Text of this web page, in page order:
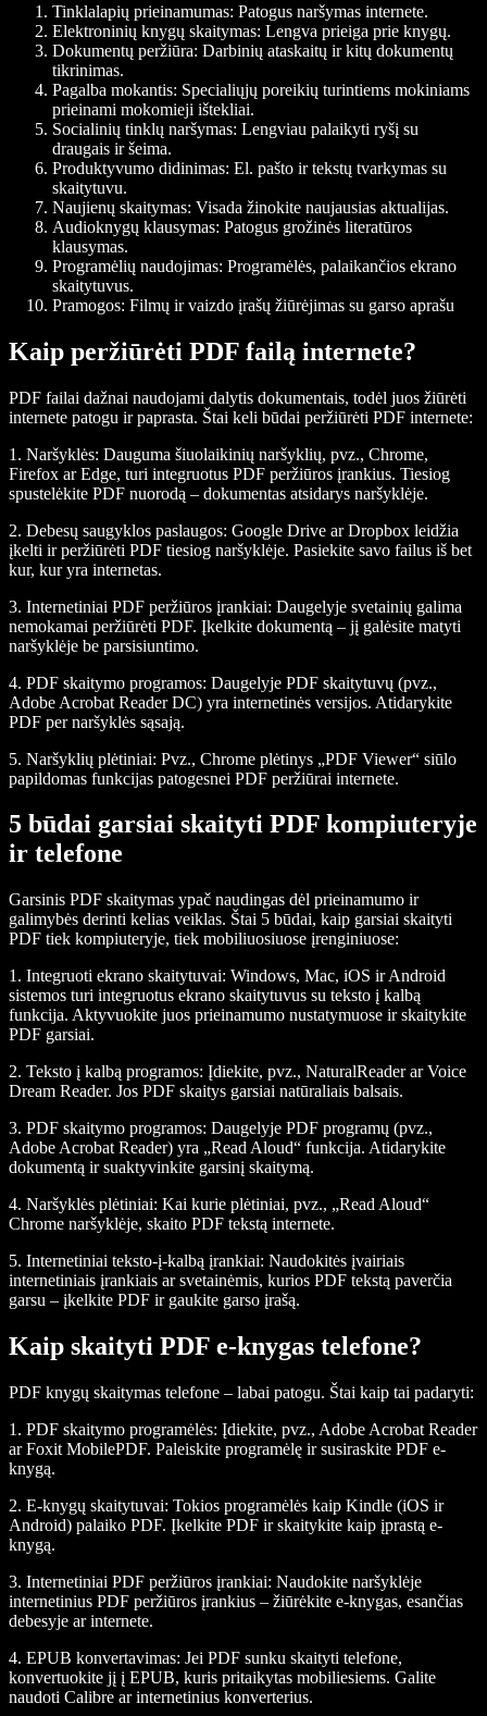
Tinklalapių prieinamumas: Patogus naršymas internete.
Elektroninių knygų skaitymas: Lengva prieiga prie knygų.
Dokumentų peržiūra: Darbinių ataskaitų ir kitų dokumentų
tikrinimas.
Pagalba mokantis: Specialiųjų poreikių turintiems mokiniams
prieinami mokomieji ištekliai.
Socialinių tinklų naršymas: Lengviau palaikyti ryšį su
draugais ir šeima.
Produktyvumo didinimas: El. pašto ir tekstų tvarkymas su
skaitytuvu.
Naujienų skaitymas: Visada žinokite naujausias aktualijas.
Audioknygų klausymas: Patogus grožinės literatūros
klausymas.
Programėlių naudojimas: Programėlės, palaikančios ekrano
skaitytuvus.
Pramogos: Filmų ir vaizdo įrašų žiūrėjimas su garso aprašu
Kaip peržiūrėti PDF failą internete?
PDF failai dažnai naudojami dalytis dokumentais, todėl juos žiūrėti
internete patogu ir paprasta. Štai keli būdai peržiūrėti PDF internete:
1. Naršyklės: Dauguma šiuolaikinių naršyklių, pvz., Chrome,
Firefox ar Edge, turi integruotus PDF peržiūros įrankius. Tiesiog
spustelėkite PDF nuorodą – dokumentas atsidarys naršyklėje.
2. Debesų saugyklos paslaugos: Google Drive ar Dropbox leidžia
įkelti ir peržiūrėti PDF tiesiog naršyklėje. Pasiekite savo failus iš bet
kur, kur yra internetas.
3. Internetiniai PDF peržiūros įrankiai: Daugelyje svetainių galima
nemokamai peržiūrėti PDF. Įkelkite dokumentą – jį galėsite matyti
naršyklėje be parsisiuntimo.
4. PDF skaitymo programos: Daugelyje PDF skaitytuvų (pvz.,
Adobe Acrobat Reader DC) yra internetinės versijos. Atidarykite
PDF per naršyklės sąsają.
5. Naršyklių plėtiniai: Pvz., Chrome plėtinys „PDF Viewer“ siūlo
papildomas funkcijas patogesnei PDF peržiūrai internete.
5 būdai garsiai skaityti PDF kompiuteryje
ir telefone
Garsinis PDF skaitymas ypač naudingas dėl prieinamumo ir
galimybės derinti kelias veiklas. Štai 5 būdai, kaip garsiai skaityti
PDF tiek kompiuteryje, tiek mobiliuosiuose įrenginiuose:
1. Integruoti ekrano skaitytuvai: Windows, Mac, iOS ir Android
sistemos turi integruotus ekrano skaitytuvus su teksto į kalbą
funkcija. Aktyvuokite juos prieinamumo nustatymuose ir skaitykite
PDF garsiai.
2. Teksto į kalbą programos: Įdiekite, pvz., NaturalReader ar Voice
Dream Reader. Jos PDF skaitys garsiai natūraliais balsais.
3. PDF skaitymo programos: Daugelyje PDF programų (pvz.,
Adobe Acrobat Reader) yra „Read Aloud“ funkcija. Atidarykite
dokumentą ir suaktyvinkite garsinį skaitymą.
4. Naršyklės plėtiniai: Kai kurie plėtiniai, pvz., „Read Aloud“
Chrome naršyklėje, skaito PDF tekstą internete.
5. Internetiniai teksto-į-kalbą įrankiai: Naudokitės įvairiais
internetiniais įrankiais ar svetainėmis, kurios PDF tekstą paverčia
garsu – įkelkite PDF ir gaukite garso įrašą.
Kaip skaityti PDF e-knygas telefone?
PDF knygų skaitymas telefone – labai patogu. Štai kaip tai padaryti:
1. PDF skaitymo programėlės: Įdiekite, pvz., Adobe Acrobat Reader
ar Foxit MobilePDF. Paleiskite programėlę ir susiraskite PDF e-
knygą.
2. E-knygų skaitytuvai: Tokios programėlės kaip Kindle (iOS ir
Android) palaiko PDF. Įkelkite PDF ir skaitykite kaip įprastą e-
knygą.
3. Internetiniai PDF peržiūros įrankiai: Naudokite naršyklėje
internetinius PDF peržiūros įrankius – žiūrėkite e-knygas, esančias
debesyje ar internete.
4. EPUB konvertavimas: Jei PDF sunku skaityti telefone,
konvertuokite jį į EPUB, kuris pritaikytas mobiliesiems. Galite
naudoti Calibre ar internetinius konverterius.